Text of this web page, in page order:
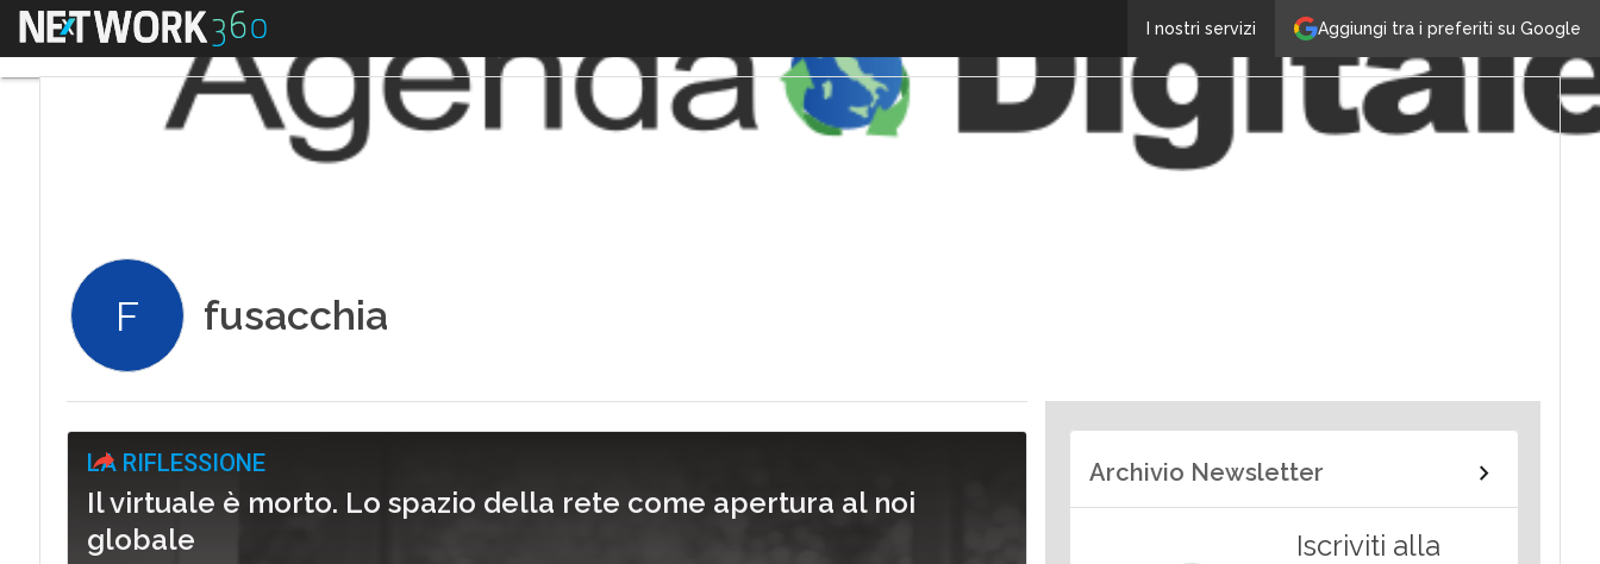
Aggiungi tra i preferiti su Google
I nostri servizi
Menu
F fusacchia
LA RIFLESSIONE
Il virtuale è morto. Lo spazio della rete come apertura al noi
globale
Archivio Newsletter
Iscriviti alla